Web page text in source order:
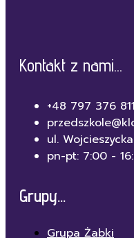
Kontakt z nami...
+48 797 376 811
ul.
pn-pt: 7:00 -
Grupy...
Grupa Żabki